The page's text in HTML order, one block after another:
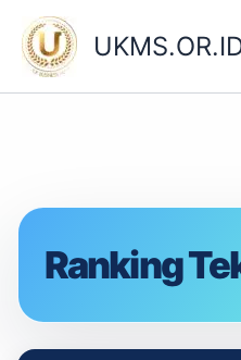
content
Ranking